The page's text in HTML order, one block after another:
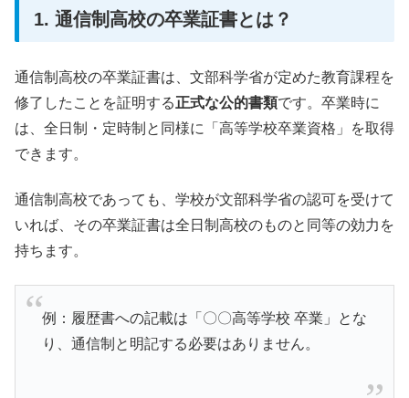
1. 通信制高校の卒業証書とは？
通信制高校の卒業証書は、文部科学省が定めた教育課程を
修了したことを証明する正式な公的書類です。卒業時に
は、全日制・定時制と同様に「高等学校卒業資格」を取得
できます。
通信制高校であっても、学校が文部科学省の認可を受けて
いれば、その卒業証書は全日制高校のものと同等の効力を
持ちます。
例：履歴書への記載は「〇〇高等学校 卒業」とな
り、通信制と明記する必要はありません。